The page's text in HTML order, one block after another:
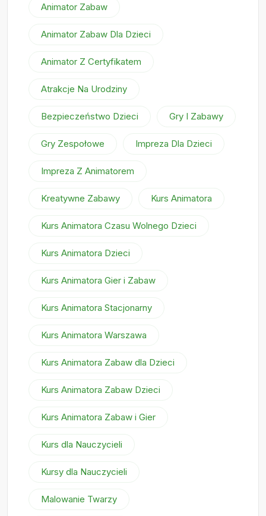
Animator Zabaw
Animator Zabaw Dla Dzieci
Animator Z Certyfikatem
Atrakcje Na Urodziny
Bezpieczeństwo Dzieci Gry I Zabawy
Gry Zespołowe Impreza Dla Dzieci
Impreza Z Animatorem
Kreatywne Zabawy Kurs Animatora
Kurs Animatora Czasu Wolnego Dzieci
Kurs Animatora Dzieci
Kurs Animatora Gier i Zabaw
Kurs Animatora Stacjonarny
Kurs Animatora Warszawa
Kurs Animatora Zabaw dla Dzieci
Kurs Animatora Zabaw Dzieci
Kurs Animatora Zabaw i Gier
Kurs dla Nauczycieli
Kursy dla Nauczycieli
Malowanie Twarzy